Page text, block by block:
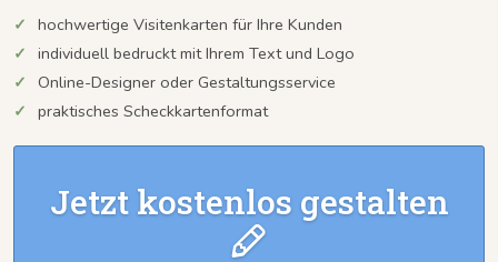
hochwertige Visitenkarten für Ihre Kunden
individuell bedruckt mit Ihrem Text und Logo
Online-Designer oder Gestaltungsservice
praktisches Scheckkartenformat